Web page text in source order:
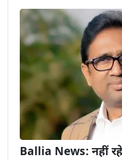
Ballia News: नहीं